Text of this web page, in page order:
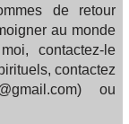
de retour
au monde
contactez-le
contactez
ou